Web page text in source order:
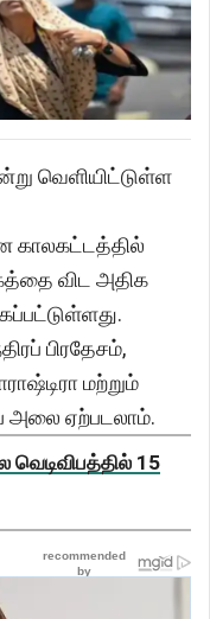
வெளியிட்டுள்ள
காலகட்டத்தில்
விட அதிக
பிரதேசம்,
மற்றும்
அலை ஏற்படலாம்.
வெடிவிபத்தில் 15